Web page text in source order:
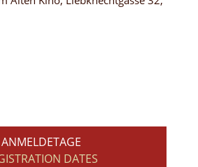
ANMELDETAGE
DATES